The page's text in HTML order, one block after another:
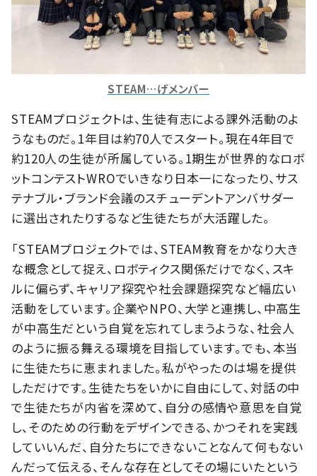
STEAM…げメンバー
STEAMプロジェクトは、生徒有志による課外活動のよ
うなものだ。1年目は約70人でスタート。現在4年目で
約120人の生徒が所属している。1期生が世界的なロボ
ットコンテストWROでいきなり日本一になったり、サス
テナブル・ブランド会議のスチューデントアンバサダー
に選出されたりするなど生徒たちが大活躍した。
「STEAMプロジェクトでは、STEAM教育をかなり大き
な概念として捉え、ロボティクス関係だけでなく、スキ
ルに偏らず、キャリア探究や社会課題探究など幅広い
活動をしています。企業やNPO、大学と連携し、中高生
が中高生だという自覚を忘れてしまうような、社会人
のように振る舞える環境を目指しています。でも、本当
に生徒たちに恵まれました。私がやったのは場を提供
しただけです。生徒たちをいかに自由にして、対話の中
で生徒たちが内省を深めて、自分の感情や意思を自覚
し、そのための行動をデザインできる、かつそれを実践
していいんだ、自分たちにできないことなんて何もない
んだって伝える、そんな存在としてその場にいたという